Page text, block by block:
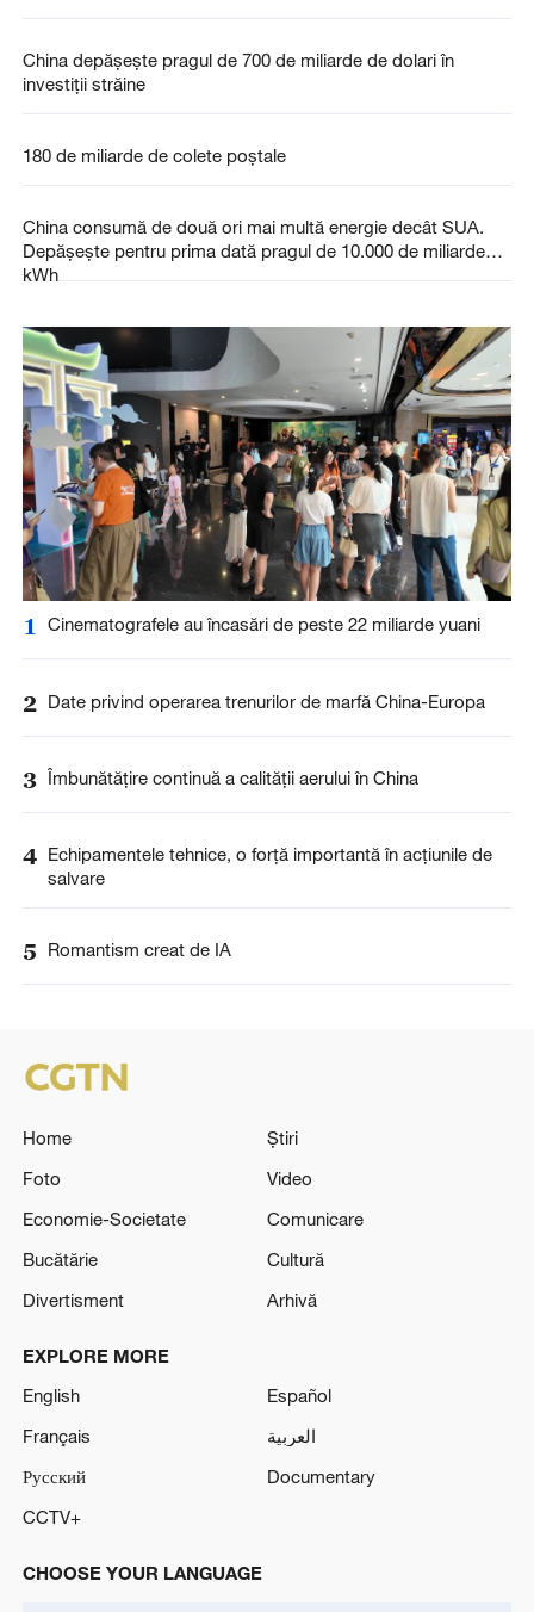
China depășește pragul de 700 de miliarde de dolari în
investiții străine
180 de miliarde de colete poștale
China consumă de două ori mai multă energie decât SUA.
Depășește pentru prima dată pragul de 10.000 de miliarde
kWh
1 Cinematografele au încasări de peste 22 miliarde yuani
2 Date privind operarea trenurilor de marfă China-Europa
3 Îmbunătățire continuă a calității aerului în China
4 Echipamentele tehnice, o forță importantă în acțiunile de
salvare
5 Romantism creat de IA
Home
Știri
Foto
Video
Economie-Societate
Comunicare
Bucătărie
Cultură
Divertisment
Arhivă
EXPLORE MORE
English
Español
Français
العربية
Русский
Documentary
CCTV+
CHOOSE YOUR LANGUAGE